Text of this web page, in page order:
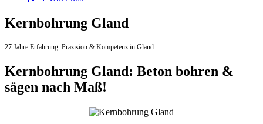
Kernbohrung Gland
27 Jahre Erfahrung: Präzision & Kompetenz in Gland
Kernbohrung Gland: Beton bohren &
sägen nach Maß!